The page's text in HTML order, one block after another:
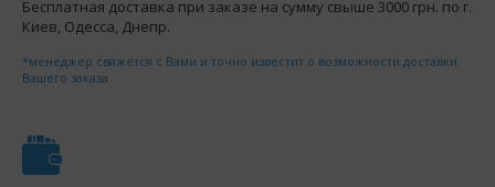
Бесплатная доставка при заказе на сумму свыше 3000 грн. по г.
Киев, Одесса, Днепр.
*менеджер свяжется с Вами и точно известит о возможности доставки
Вашего заказа